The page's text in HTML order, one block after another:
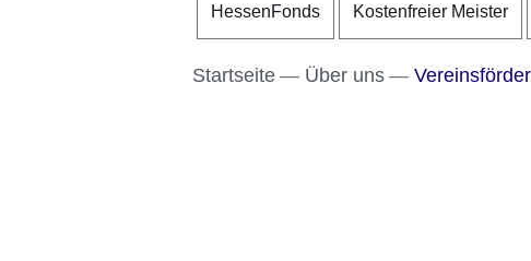
Wirtschaft
HessenFonds Kostenfreier Meister
Startseite Über uns